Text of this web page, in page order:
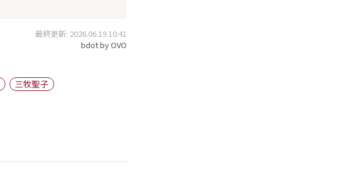
最終更新: 2026.06.19 10:41
bdot by OVO
三牧聖子